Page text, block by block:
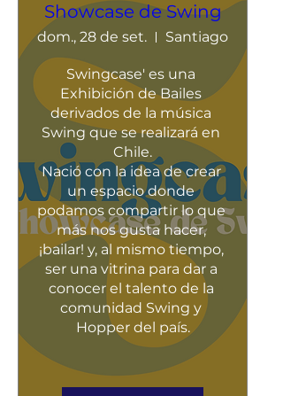
Showcase de Swing
dom., 28 de set. Santiago
Swingcase' es una
Exhibición de Bailes
derivados de la música
Swing que se realizará en
Chile.
Nació con la idea de crear
un espacio donde
podamos compartir lo que
más nos gusta hacer,
¡bailar! y, al mismo tiempo,
ser una vitrina para dar a
conocer el talento de la
comunidad Swing y
Hopper del país.